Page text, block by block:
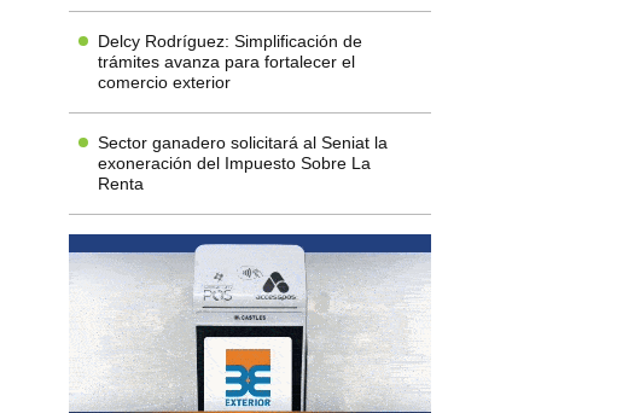
Delcy Rodríguez: Simplificación de
trámites avanza para fortalecer el
comercio exterior
Sector ganadero solicitará al Seniat la
exoneración del Impuesto Sobre La
Renta